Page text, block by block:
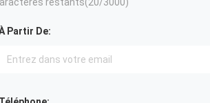
Partir De: